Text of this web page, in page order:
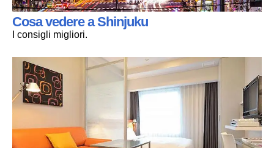
Cosa vedere a Shinjuku
I consigli migliori.